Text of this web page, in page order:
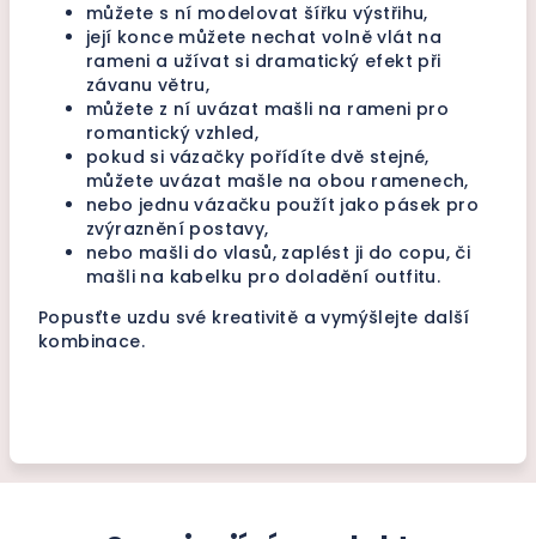
můžete s ní modelovat šířku výstřihu,
její konce můžete nechat volně vlát na
rameni a užívat si dramatický efekt při
závanu větru,
můžete z ní uvázat mašli na rameni pro
romantický vzhled,
pokud si vázačky pořídíte dvě stejné,
můžete uvázat mašle na obou ramenech,
nebo jednu vázačku použít jako pásek pro
zvýraznění postavy,
nebo mašli do vlasů, zaplést ji do copu, či
mašli na kabelku pro doladění outfitu.
Popusťte uzdu své kreativitě a vymýšlejte další
kombinace.